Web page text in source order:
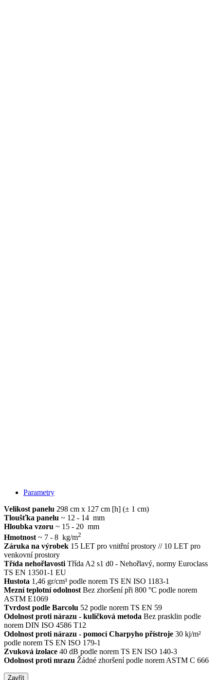
Parametry
Velikost panelu 298 cm x 127 cm [h] (± 1 cm)
Tloušťka panelu ~ 12 - 14 mm
Hloubka vzoru ~ 15 - 20 mm
Hmotnost ~ 7 - 8 kg/m2
Záruka na výrobek 15 LET pro vnitřní prostory // 10 LET pro
venkovní prostory
Třída nehořlavosti Třída A2 s1 d0 - Nehořlavý, normy Euroclass
TS EN 13501-1 EU
Hustota 1,46 gr/cm³ podle norem TS EN ISO 1183-1
Mezní teplotní odolnost Bez zhoršení při 800 °C podle norem
ASTM E1069
Tvrdost podle Barcolu 52 podle norem TS EN 59
Odolnost proti nárazu - kuličková metoda Bez prasklin podle
norem DIN ISO 4586 T12
Odolnost proti nárazu - pomocí Charpyho přístroje 30 kj/m²
podle norem TS EN ISO 179-1
Zvuková izolace 40 dB podle norem TS EN ISO 140-3
Odolnost proti mrazu Žádné zhoršení podle norem ASTM C 666
Zavřít